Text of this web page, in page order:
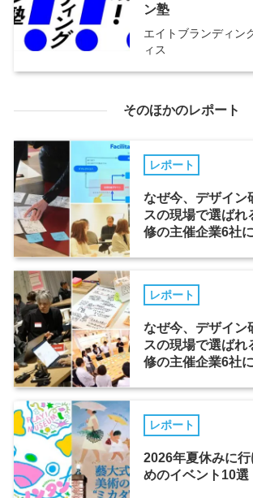
ン塾
エイトブランディン
ィス
そのほかのレポート
レポート
なぜ今、デザイン
スの現場で選ば
修の主催企業6社
レポート
なぜ今、デザイン
スの現場で選ば
修の主催企業6社
レポート
2026年夏休みに
めのイベント10選